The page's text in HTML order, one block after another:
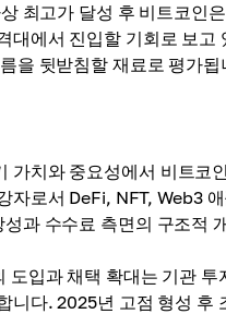
최고가 달성 후 비트코인
대에서 진입할 기회로 보
을 뒷받침할 재료로 평가
가치와 중요성에서 비트코
자로서 DeFi, NFT, Web3
과 수수료 측면의 구조적
도입과 채택 확대는 기관
니다. 2025년 고점 형성 후